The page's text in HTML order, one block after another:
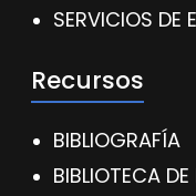
SERVICIOS DE
Recursos
BIBLIOGRAFÍA
BIBLIOTECA